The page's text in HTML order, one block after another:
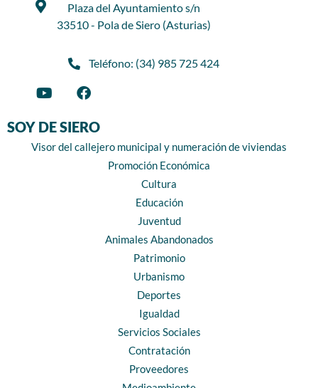
Plaza del Ayuntamiento s/n
33510 - Pola de Siero (Asturias)
Teléfono: (34) 985 725 424
SOY DE SIERO
Visor del callejero municipal y numeración de viviendas
Promoción Económica
Cultura
Educación
Juventud
Animales Abandonados
Patrimonio
Urbanismo
Deportes
Igualdad
Servicios Sociales
Contratación
Proveedores